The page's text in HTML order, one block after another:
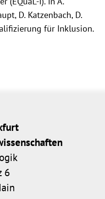
D. Katzenbach, D.
für Inklusion.
6